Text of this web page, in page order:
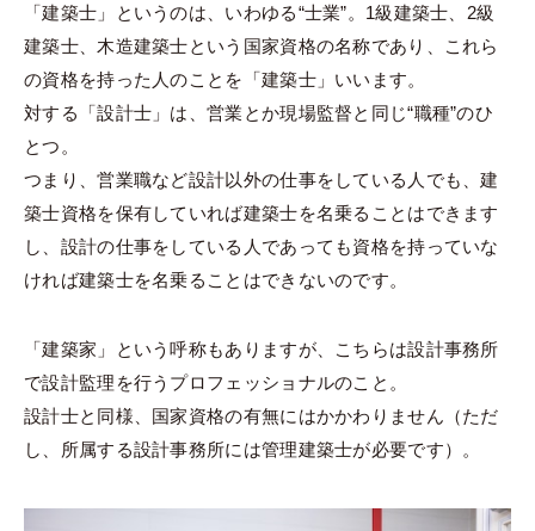
「建築士」というのは、いわゆる“士業”。1級建築士、2級
建築士、木造建築士という国家資格の名称であり、これら
の資格を持った人のことを「建築士」いいます。
対する「設計士」は、営業とか現場監督と同じ“職種”のひ
とつ。
つまり、営業職など設計以外の仕事をしている人でも、建
築士資格を保有していれば建築士を名乗ることはできます
し、設計の仕事をしている人であっても資格を持っていな
ければ建築士を名乗ることはできないのです。
「建築家」という呼称もありますが、こちらは設計事務所
で設計監理を行うプロフェッショナルのこと。
設計士と同様、国家資格の有無にはかかわりません（ただ
し、所属する設計事務所には管理建築士が必要です）。